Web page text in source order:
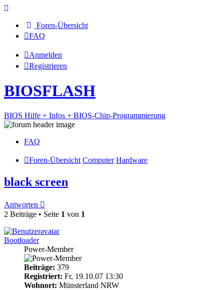
Foren-Übersicht
FAQ
Anmelden
Registrieren
BIOSFLASH
BIOS Hilfe + Infos + BIOS-Chip-Programmierung
FAQ
Foren-Übersicht Computer Hardware
black screen
Antworten
2 Beiträge • Seite 1 von 1
Bootloader
Power-Member
Beiträge: 379
Registriert: Fr, 19.10.07 13:30
Wohnort: Münsterland NRW